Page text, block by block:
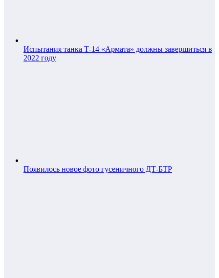
Испытания танка Т-14 «Армата» должны завершиться в
2022 году
Появилось новое фото гусеничного ДТ-БТР